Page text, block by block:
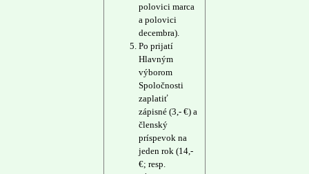
polovici marca
a polovici
decembra).
Po prijatí
Hlavným
výborom
Spoločnosti
zaplatiť
zápisné (3,- €) a
členský
príspevok na
jeden rok (14,-
€; resp.